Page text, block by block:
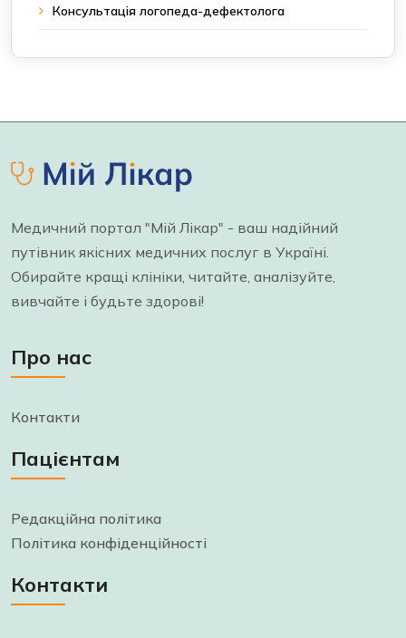
Консультація логопеда-дефектолога
Медичний портал "Мій Лікар" - ваш надійний
путівник якісних медичних послуг в Україні.
Обирайте кращі клініки, читайте, аналізуйте,
вивчайте і будьте здорові!
Про нас
Контакти
Пацієнтам
Редакційна політика
Політика конфіденційності
Контакти